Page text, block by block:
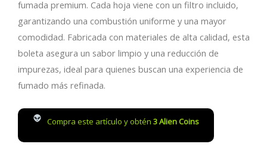
fumada premium. Cada hoja viene con un filtro incluido,
garantizando una combustión uniforme y una mayor
comodidad. Fabricada con materiales de alta calidad, esta
boleta asegura un sabor limpio y una reducción de
impurezas, ideal para quienes buscan una experiencia de
fumado más refinada.
Compra este artículo y obtén 3Alien Coins